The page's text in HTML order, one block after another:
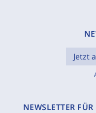
Jetzt
NEWSLETTER